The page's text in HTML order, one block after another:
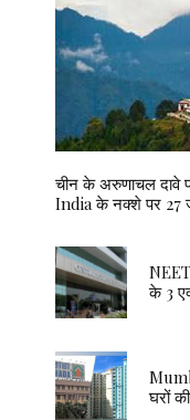
चीन के अरुणाचल दावे
India के नक्शे पर 27
के 3
घरों